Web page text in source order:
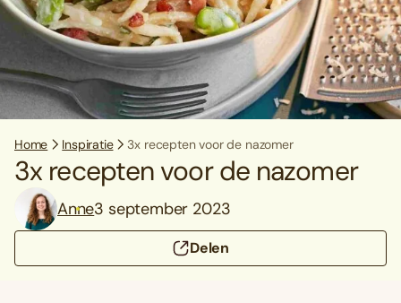
Home Inspiratie 3x recepten voor de nazomer
3x recepten voor de nazomer
Anne3 september 2023
Delen